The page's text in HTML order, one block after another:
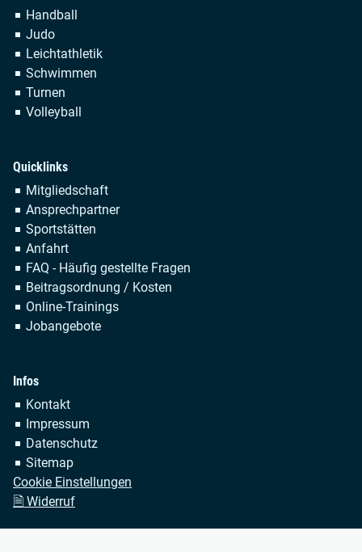
Handball
Judo
Leichtathletik
Schwimmen
Turnen
Volleyball
Quicklinks
Navigation
überspringen
Mitgliedschaft
Ansprechpartner
Sportstätten
Anfahrt
FAQ - Häufig gestellte Fragen
Beitragsordnung / Kosten
Online-Trainings
Jobangebote
Infos
Navigation
überspringen
Kontakt
Impressum
Datenschutz
Sitemap
Cookie Einstellungen
🗎 Widerruf